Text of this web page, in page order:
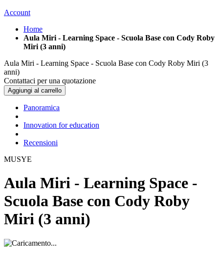
Account
Home
Aula Miri - Learning Space - Scuola Base con Cody Roby
Miri (3 anni)
Aula Miri - Learning Space - Scuola Base con Cody Roby Miri (3
anni)
Contattaci per una quotazione
Aggiungi al carrello
Panoramica
Innovation for education
Recensioni
MUSYE
Aula Miri - Learning Space -
Scuola Base con Cody Roby
Miri (3 anni)